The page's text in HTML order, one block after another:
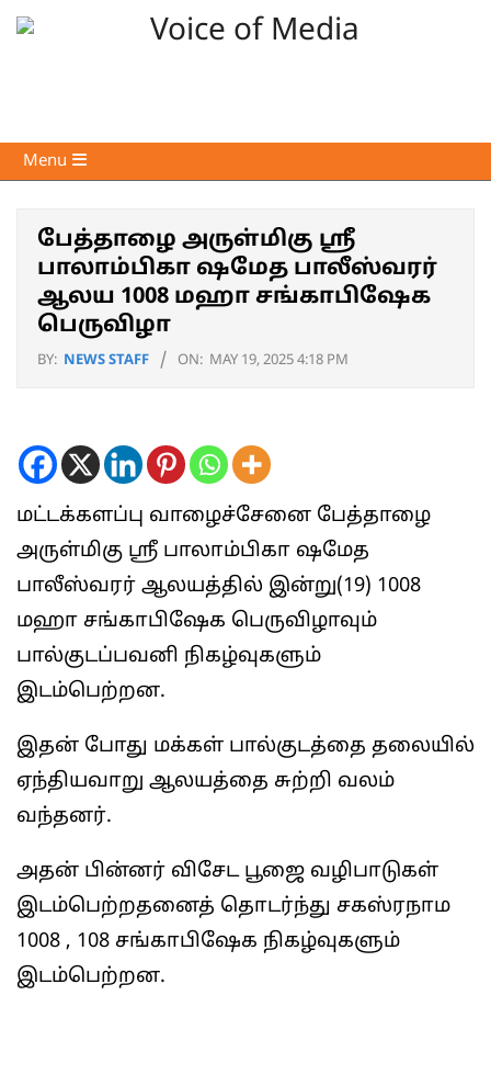
Skip
Voice
of
Primary
Navigation
Menu
பேத்தாழை அருள்மிகு ஸ்ரீ
பாலாம்பிகா ஷமேத பாலீஸ்வரர்
ஆலய 1008 மஹா சங்காபிஷேக
பெருவிழா
BY: NEWS STAFF ON: MAY 19, 2025 4:18 PM
மட்டக்களப்பு வாழைச்சேனை பேத்தாழை
அருள்மிகு ஸ்ரீ பாலாம்பிகா ஷமேத
பாலீஸ்வரர் ஆலயத்தில் இன்று(19) 1008
மஹா சங்காபிஷேக பெருவிழாவும்
பால்குடப்பவனி நிகழ்வுகளும்
இடம்பெற்றன.
இதன் போது மக்கள் பால்குடத்தை தலையில்
ஏந்தியவாறு ஆலயத்தை சுற்றி வலம்
வந்தனர்.
அதன் பின்னர் விசேட பூஜை வழிபாடுகள்
இடம்பெற்றதனைத் தொடர்ந்து சகஸ்ரநாம
1008 , 108 சங்காபிஷேக நிகழ்வுகளும்
இடம்பெற்றன.